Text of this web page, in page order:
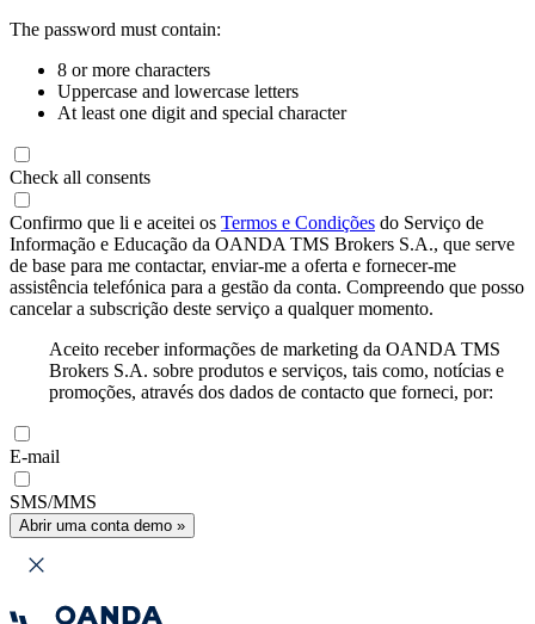
The password must contain:
8 or more characters
Uppercase and lowercase letters
At least one digit and special character
Check all consents
Confirmo que li e aceitei os Termos e Condições do Serviço de
Informação e Educação da OANDA TMS Brokers S.A., que serve
de base para me contactar, enviar-me a oferta e fornecer-me
assistência telefónica para a gestão da conta. Compreendo que posso
cancelar a subscrição deste serviço a qualquer momento.
Aceito receber informações de marketing da OANDA TMS
Brokers S.A. sobre produtos e serviços, tais como, notícias e
promoções, através dos dados de contacto que forneci, por:
E-mail
SMS/MMS
Abrir uma conta demo »